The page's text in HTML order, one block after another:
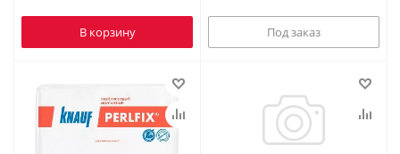
В корзину Под заказ